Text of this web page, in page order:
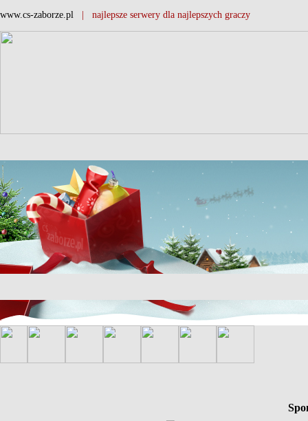
www.cs-zaborze.pl | najlepsze serwery dla najlepszych graczy